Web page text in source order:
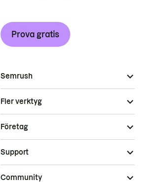
Prova gratis
Semrush
Fler verktyg
Företag
Support
Community